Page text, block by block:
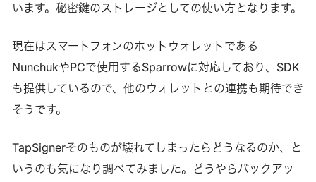
います。秘密鍵のストレージとしての使い方となります。
現在はスマートフォンのホットウォレットである
NunchukやPCで使用するSparrowに対応しており、SDK
も提供しているので、他のウォレットとの連携も期待でき
そうです。
TapSignerそのものが壊れてしまったらどうなるのか、と
いうのも気になり調べてみました。どうやらバックアッ